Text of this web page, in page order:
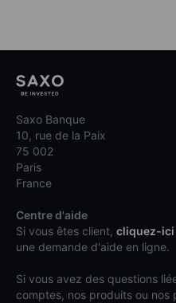
Saxo Banque
10, rue de la Paix
75 002
Paris
France
Centre d'aide
Si vous êtes client, cliquez-ici
une demande d'aide en ligne.
Si vous avez des questions
comptes, nos produits ou nos